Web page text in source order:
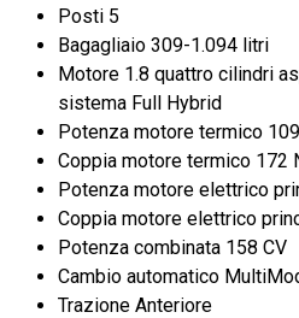
Posti 5
Bagagliaio 309-1.094 litri
Motore 1.8 quattro cilindri
sistema Full Hybrid
Potenza motore termico
Coppia motore termico 172
Potenza motore elettrico
Coppia motore elettrico
Potenza combinata 158 CV
Cambio automatico
Trazione Anteriore